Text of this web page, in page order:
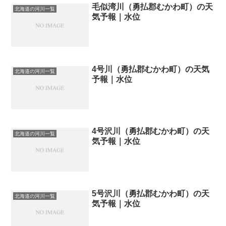
北海道の河川一覧
毛似湾川（勇払郡むかわ町）の天
気予報｜水位
北海道の河川一覧
4号川（勇払郡むかわ町）の天気
予報｜水位
北海道の河川一覧
4号沢川（勇払郡むかわ町）の天
気予報｜水位
北海道の河川一覧
5号沢川（勇払郡むかわ町）の天
気予報｜水位